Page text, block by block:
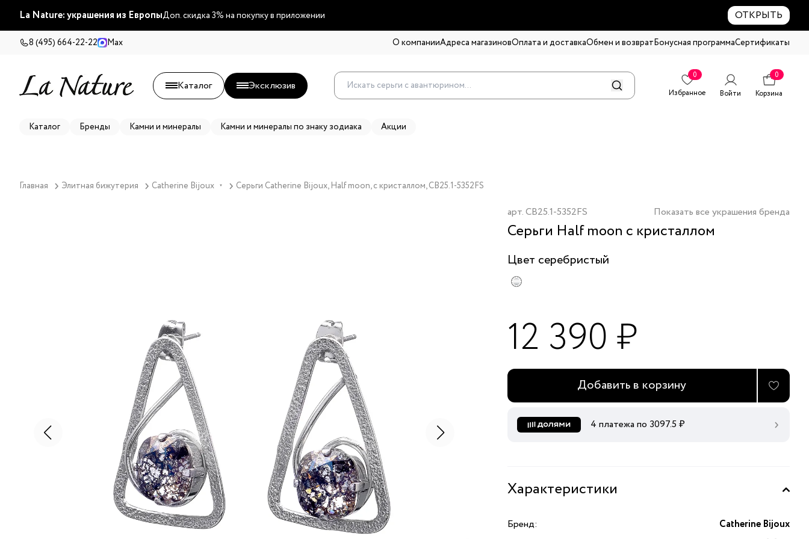
La Nature: украшения из ЕвропыДоп. скидка 3% на покупку в приложении ОТКРЫТЬ
8 (495) 664-22-22 Max О компанииАдреса магазиновОплата и доставкаОбмен и возвратБонусная программаСертификаты
Каталог Эксклюзив
0
Избранное
Войти
0
Корзина
Каталог Бренды Камни и минералы Камни и минералы по знаку зодиака Акции
Главная Элитная бижутерия Catherine Bijoux ▼ Серьги Catherine Bijoux, Half moon, с кристаллом, CB25.1-5352FS
арт.CB25.1-5352FS Показать все украшения бренда
Серьги Half moon с кристаллом
Цвет серебристый
12 390 ₽
Добавить в корзину
4 платежа по 3097.5 ₽
Характеристики
Бренд:
Catherine Bijoux